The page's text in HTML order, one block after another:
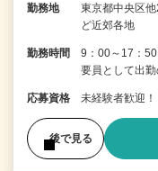
勤務地
東京都中央区
ど近郊各地
勤務時間
9：00～17：
要員として出
応募資格 未経験者歓迎！
後で見る